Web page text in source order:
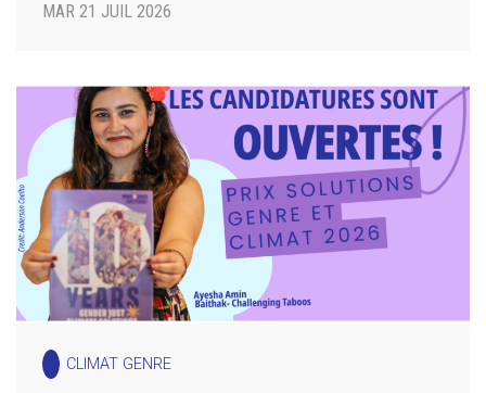
MAR 21 JUIL 2026
CLIMAT GENRE